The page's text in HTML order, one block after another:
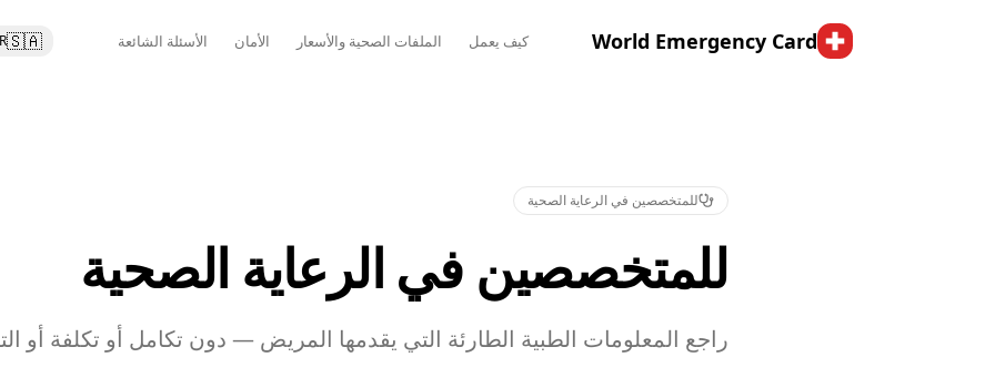
World Emergency Card كيف يعمل الملفات الصحية والأسعار الأمان الأسئلة الشائعة 🇸🇦
للمتخصصين في الرعاية الصحية
للمتخصصين في الرعاية الصحية
راجع المعلومات الطبية الطارئة التي يقدمها المريض — دون تكامل أو تكلفة أو